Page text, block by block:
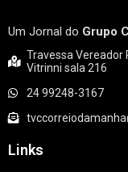
Um Jornal do Grupo
Travessa Vereador
Vitrinni sala 216
24 99248-3167
Links